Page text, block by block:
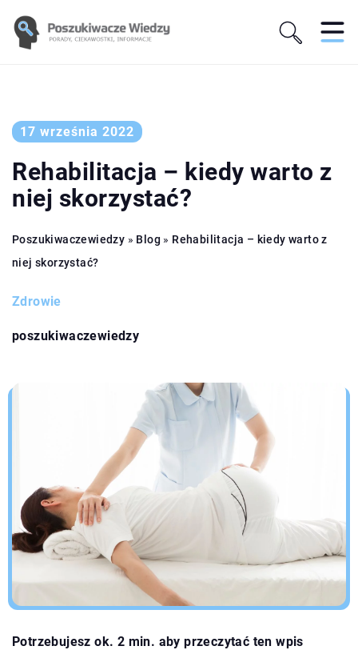
17 września 2022
Rehabilitacja – kiedy warto z
niej skorzystać?
Poszukiwaczewiedzy » Blog » Rehabilitacja – kiedy warto z
niej skorzystać?
Zdrowie
poszukiwaczewiedzy
Potrzebujesz ok. 2 min. aby przeczytać ten wpis